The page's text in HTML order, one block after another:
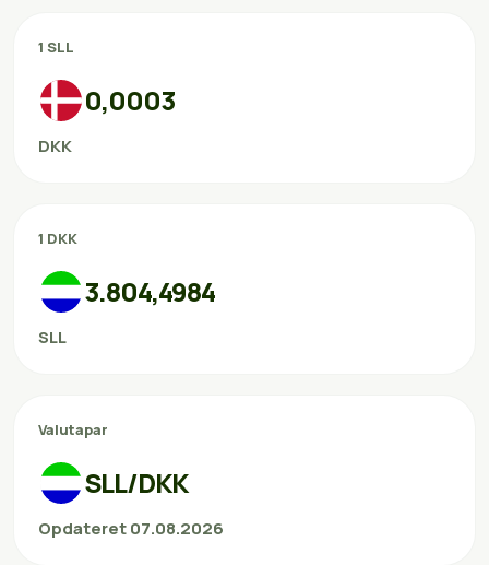
1 SLL
0,0003
DKK
1 DKK
3.804,4984
SLL
Valutapar
SLL/DKK
Opdateret 07.08.2026